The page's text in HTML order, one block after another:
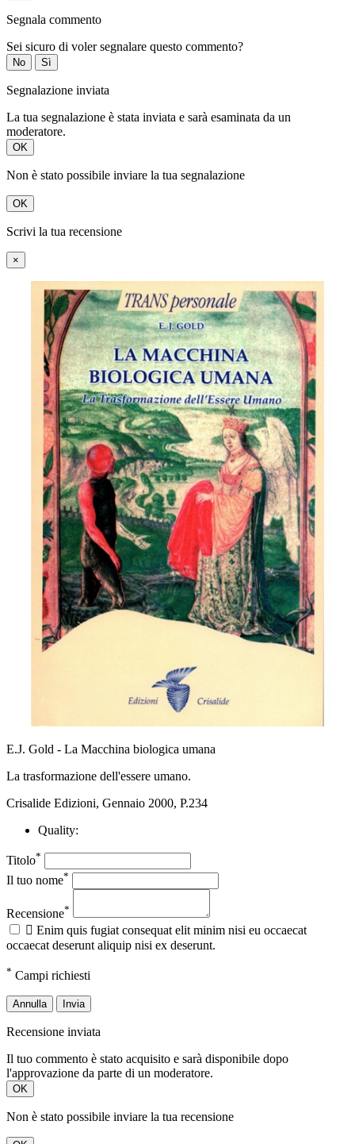
Segnala commento
Sei sicuro di voler segnalare questo commento?
No Sì
Segnalazione inviata
La tua segnalazione è stata inviata e sarà esaminata da un
moderatore.
OK
Non è stato possibile inviare la tua segnalazione
OK
Scrivi la tua recensione
×
E.J. Gold - La Macchina biologica umana
La trasformazione dell'essere umano.
Crisalide Edizioni, Gennaio 2000, P.234
Quality:
Titolo*
Il tuo nome*
Recensione*
 Enim quis fugiat consequat elit minim nisi eu occaecat
occaecat deserunt aliquip nisi ex deserunt.
* Campi richiesti
Annulla Invia
Recensione inviata
Il tuo commento è stato acquisito e sarà disponibile dopo
l'approvazione da parte di un moderatore.
OK
Non è stato possibile inviare la tua recensione